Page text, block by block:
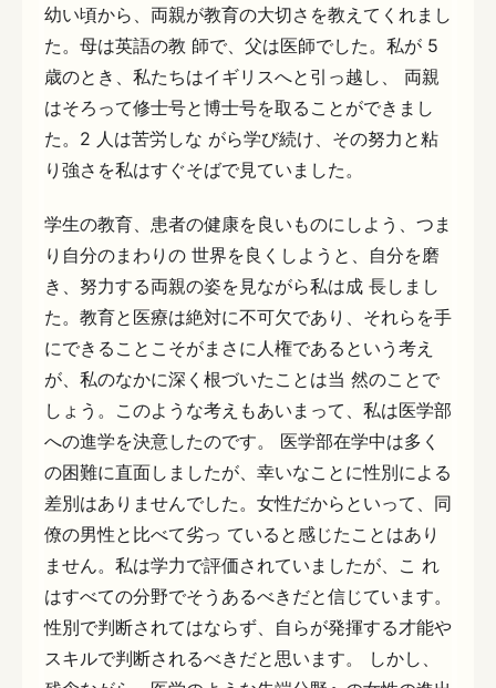
幼い頃から、両親が教育の大切さを教えてくれまし
た。母は英語の教 師で、父は医師でした。私が 5
歳のとき、私たちはイギリスへと引っ越し、 両親
はそろって修士号と博士号を取ることができまし
た。2 人は苦労しな がら学び続け、その努力と粘
り強さを私はすぐそばで見ていました。
学生の教育、患者の健康を良いものにしよう、つま
り自分のまわりの 世界を良くしようと、自分を磨
き、努力する両親の姿を見ながら私は成 長しまし
た。教育と医療は絶対に不可欠であり、それらを手
にできることこそがまさに人権であるという考え
が、私のなかに深く根づいたことは当 然のことで
しょう。このような考えもあいまって、私は医学部
への進学を決意したのです。 医学部在学中は多く
の困難に直面しましたが、幸いなことに性別による
差別はありませんでした。女性だからといって、同
僚の男性と比べて劣っ ていると感じたことはあり
ません。私は学力で評価されていましたが、こ れ
はすべての分野でそうあるべきだと信じています。
性別で判断されてはならず、自らが発揮する才能や
スキルで判断されるべきだと思います。 しかし、